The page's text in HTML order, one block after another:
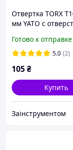
Отвертка TORX
мм YATO с
Готово к отправке
5.0 (2)
105₴
Купить
Заінструментом